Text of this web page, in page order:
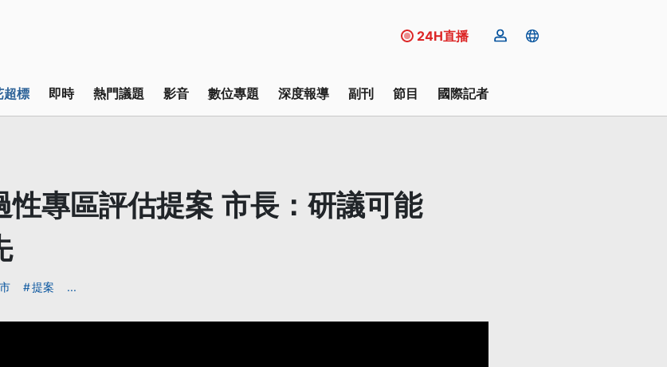
24H直播
超標 即時 熱門議題 影音 數位專題 深度報導 副刊 節目 國際記者
性專區評估提案 市長：研議可能
提案 ...